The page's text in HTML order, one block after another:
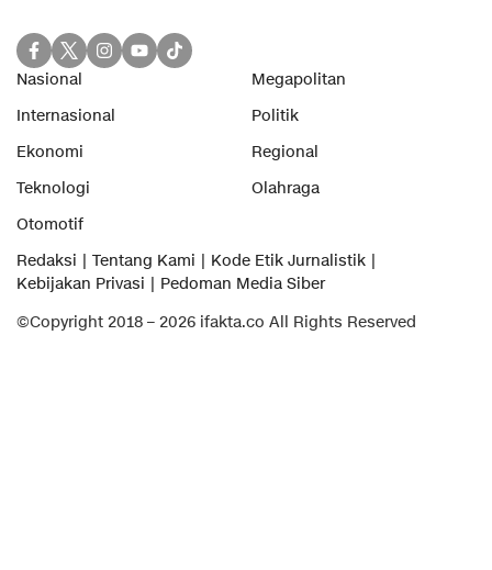
Nasional
Megapolitan
Internasional
Politik
Ekonomi
Regional
Teknologi
Olahraga
Otomotif
Redaksi
Tentang Kami
Kode Etik Jurnalistik
Kebijakan Privasi
Pedoman Media Siber
©Copyright 2018 – 2026 ifakta.co All Rights Reserved